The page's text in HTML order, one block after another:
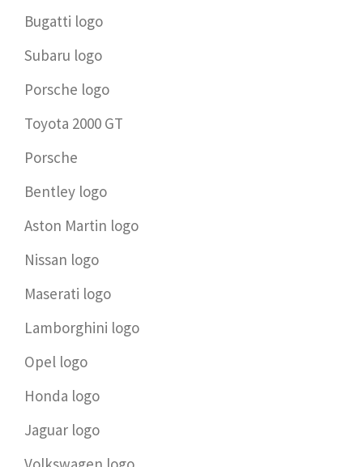
Bugatti logo
Subaru logo
Porsche logo
Toyota 2000 GT
Porsche
Bentley logo
Aston Martin logo
Nissan logo
Maserati logo
Lamborghini logo
Opel logo
Honda logo
Jaguar logo